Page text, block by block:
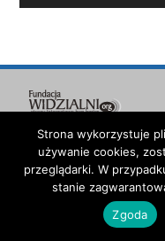
Strona wykorzystuje
używanie cookies,
przeglądarki. W
stanie
Zgoda